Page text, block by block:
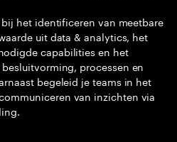
het identificeren van meetbare
uit data & analytics, het
capabilities en het
processen en
begeleid je teams in het
van inzichten via